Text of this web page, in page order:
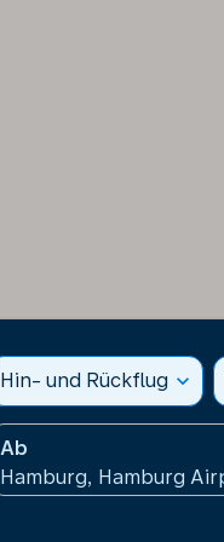
Hin- und Rückflug expand_more
Ab